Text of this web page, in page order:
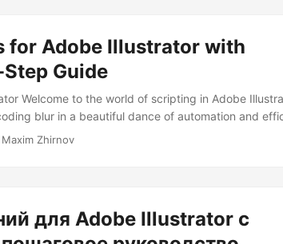
for Adobe Illustrator with
Guide
Welcome to the world of scripting in Adobe
blur in a beautiful dance of automation and
the full potential of Illustrator by leveraging
Maxim Zhirnov
для Adobe Illustrator с